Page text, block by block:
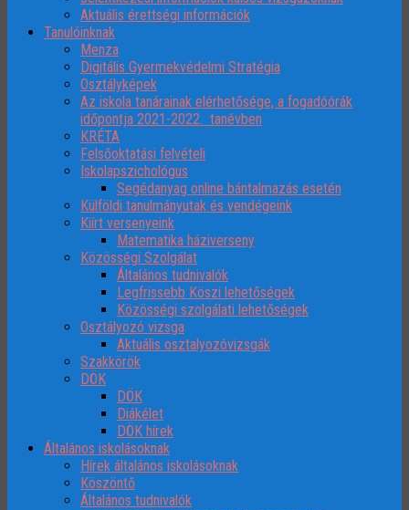
Aktuális érettségi információk
Tanulóinknak
Menza
Digitális Gyermekvédelmi Stratégia
Osztályképek
Az iskola tanárainak elérhetősége, a fogadóórák
időpontja 2021-2022. tanévben
KRÉTA
Felsőoktatási felvételi
Iskolapszichológus
Segédanyag online bántalmazás esetén
Külföldi tanulmányutak és vendégeink
Kiírt versenyeink
Matematika háziverseny
Közösségi Szolgálat
Általános tudnivalók
Legfrissebb Köszi lehetőségek
Közösségi szolgálati lehetőségek
Osztályozó vizsga
Aktuális osztalyozóvizsgák
Szakkörök
DÖK
DÖK
Diákélet
DÖK hírek
Általános iskolásoknak
Hírek általános iskolásoknak
Köszöntő
Általános tudnivalók